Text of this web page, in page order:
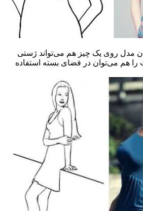
مدل روی یک چیز هم می‌تواند ژستی
را هم می‌توان در فضای بسته استفاده